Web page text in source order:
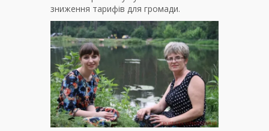
зниження тарифів для громади.